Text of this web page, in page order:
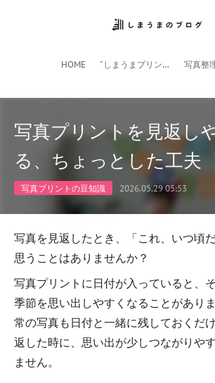
HOME ”しまうまプリント”サイト
写真プリントを見返し
る、ちょっとした工夫
写真プリントの豆知識 2026.05.29 05:53
写真を見返したとき、「これ、いつ頃
思うことはありませんか？
写真プリントに日付が入っていると、
季節を思い出しやすくなることがあり
常の写真も日付と一緒に残しておくだ
返した時に、思い出が少しつながりや
ません。